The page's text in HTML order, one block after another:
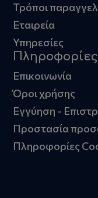
Τρόποι
Εταιρεία
Υπηρεσίες
Πληροφορίες
Επικοινωνία
Όροι χρήσης
Εγγύηση -
Προστασία
Πληροφορίες